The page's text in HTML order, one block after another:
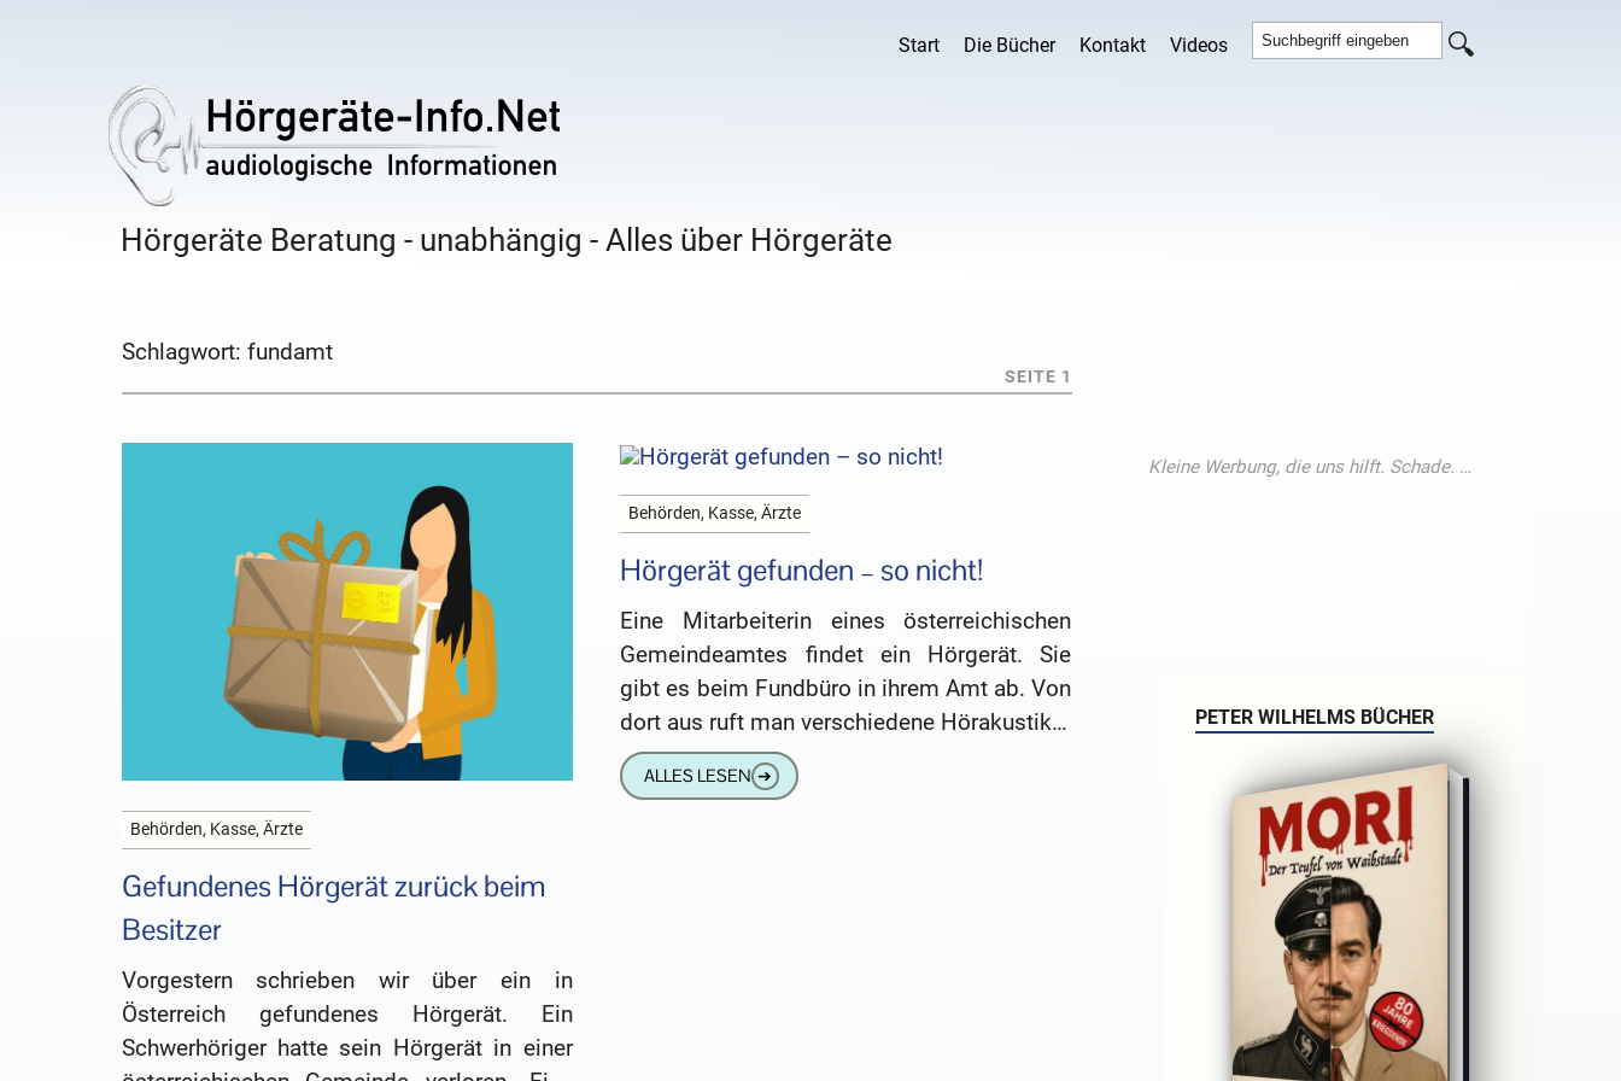
Start Die Bücher Kontakt Videos
Hörgeräte Beratung - unabhängig - Alles über Hörgeräte
Schlagwort: fundamt
SEITE 1
Behörden, Kasse, Ärzte
Gefundenes Hörgerät zurück beim
Besitzer
Vorgestern schrieben wir über ein in
Österreich gefundenes Hörgerät. Ein
Schwerhöriger hatte sein Hörgerät in einer
Behörden, Kasse, Ärzte
Hörgerät gefunden – so nicht!
Eine Mitarbeiterin eines österreichischen
Gemeindeamtes findet ein Hörgerät. Sie
gibt es beim Fundbüro in ihrem Amt ab. Von
dort aus ruft man verschiedene Hörakustiker
in der Nähe an – ohne
ALLES LESEN ➔
PETER WILHELMS BÜCHER